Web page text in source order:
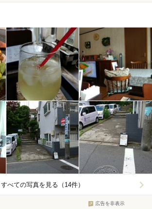
すべての写真を見る（14件）
広告を非表示